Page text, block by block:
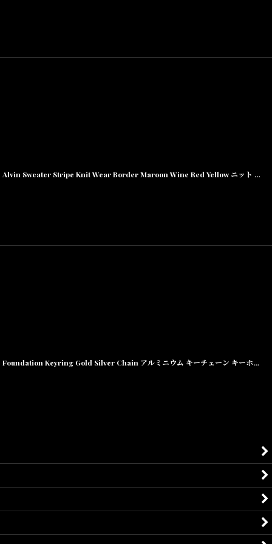
Alvin Sweater Stripe Knit Wear Border Maroon Wine Red Yellow ニット ボーダー セーター
Foundation Keyring Gold Silver Chain アルミニウム キーチェーン キーホルダー